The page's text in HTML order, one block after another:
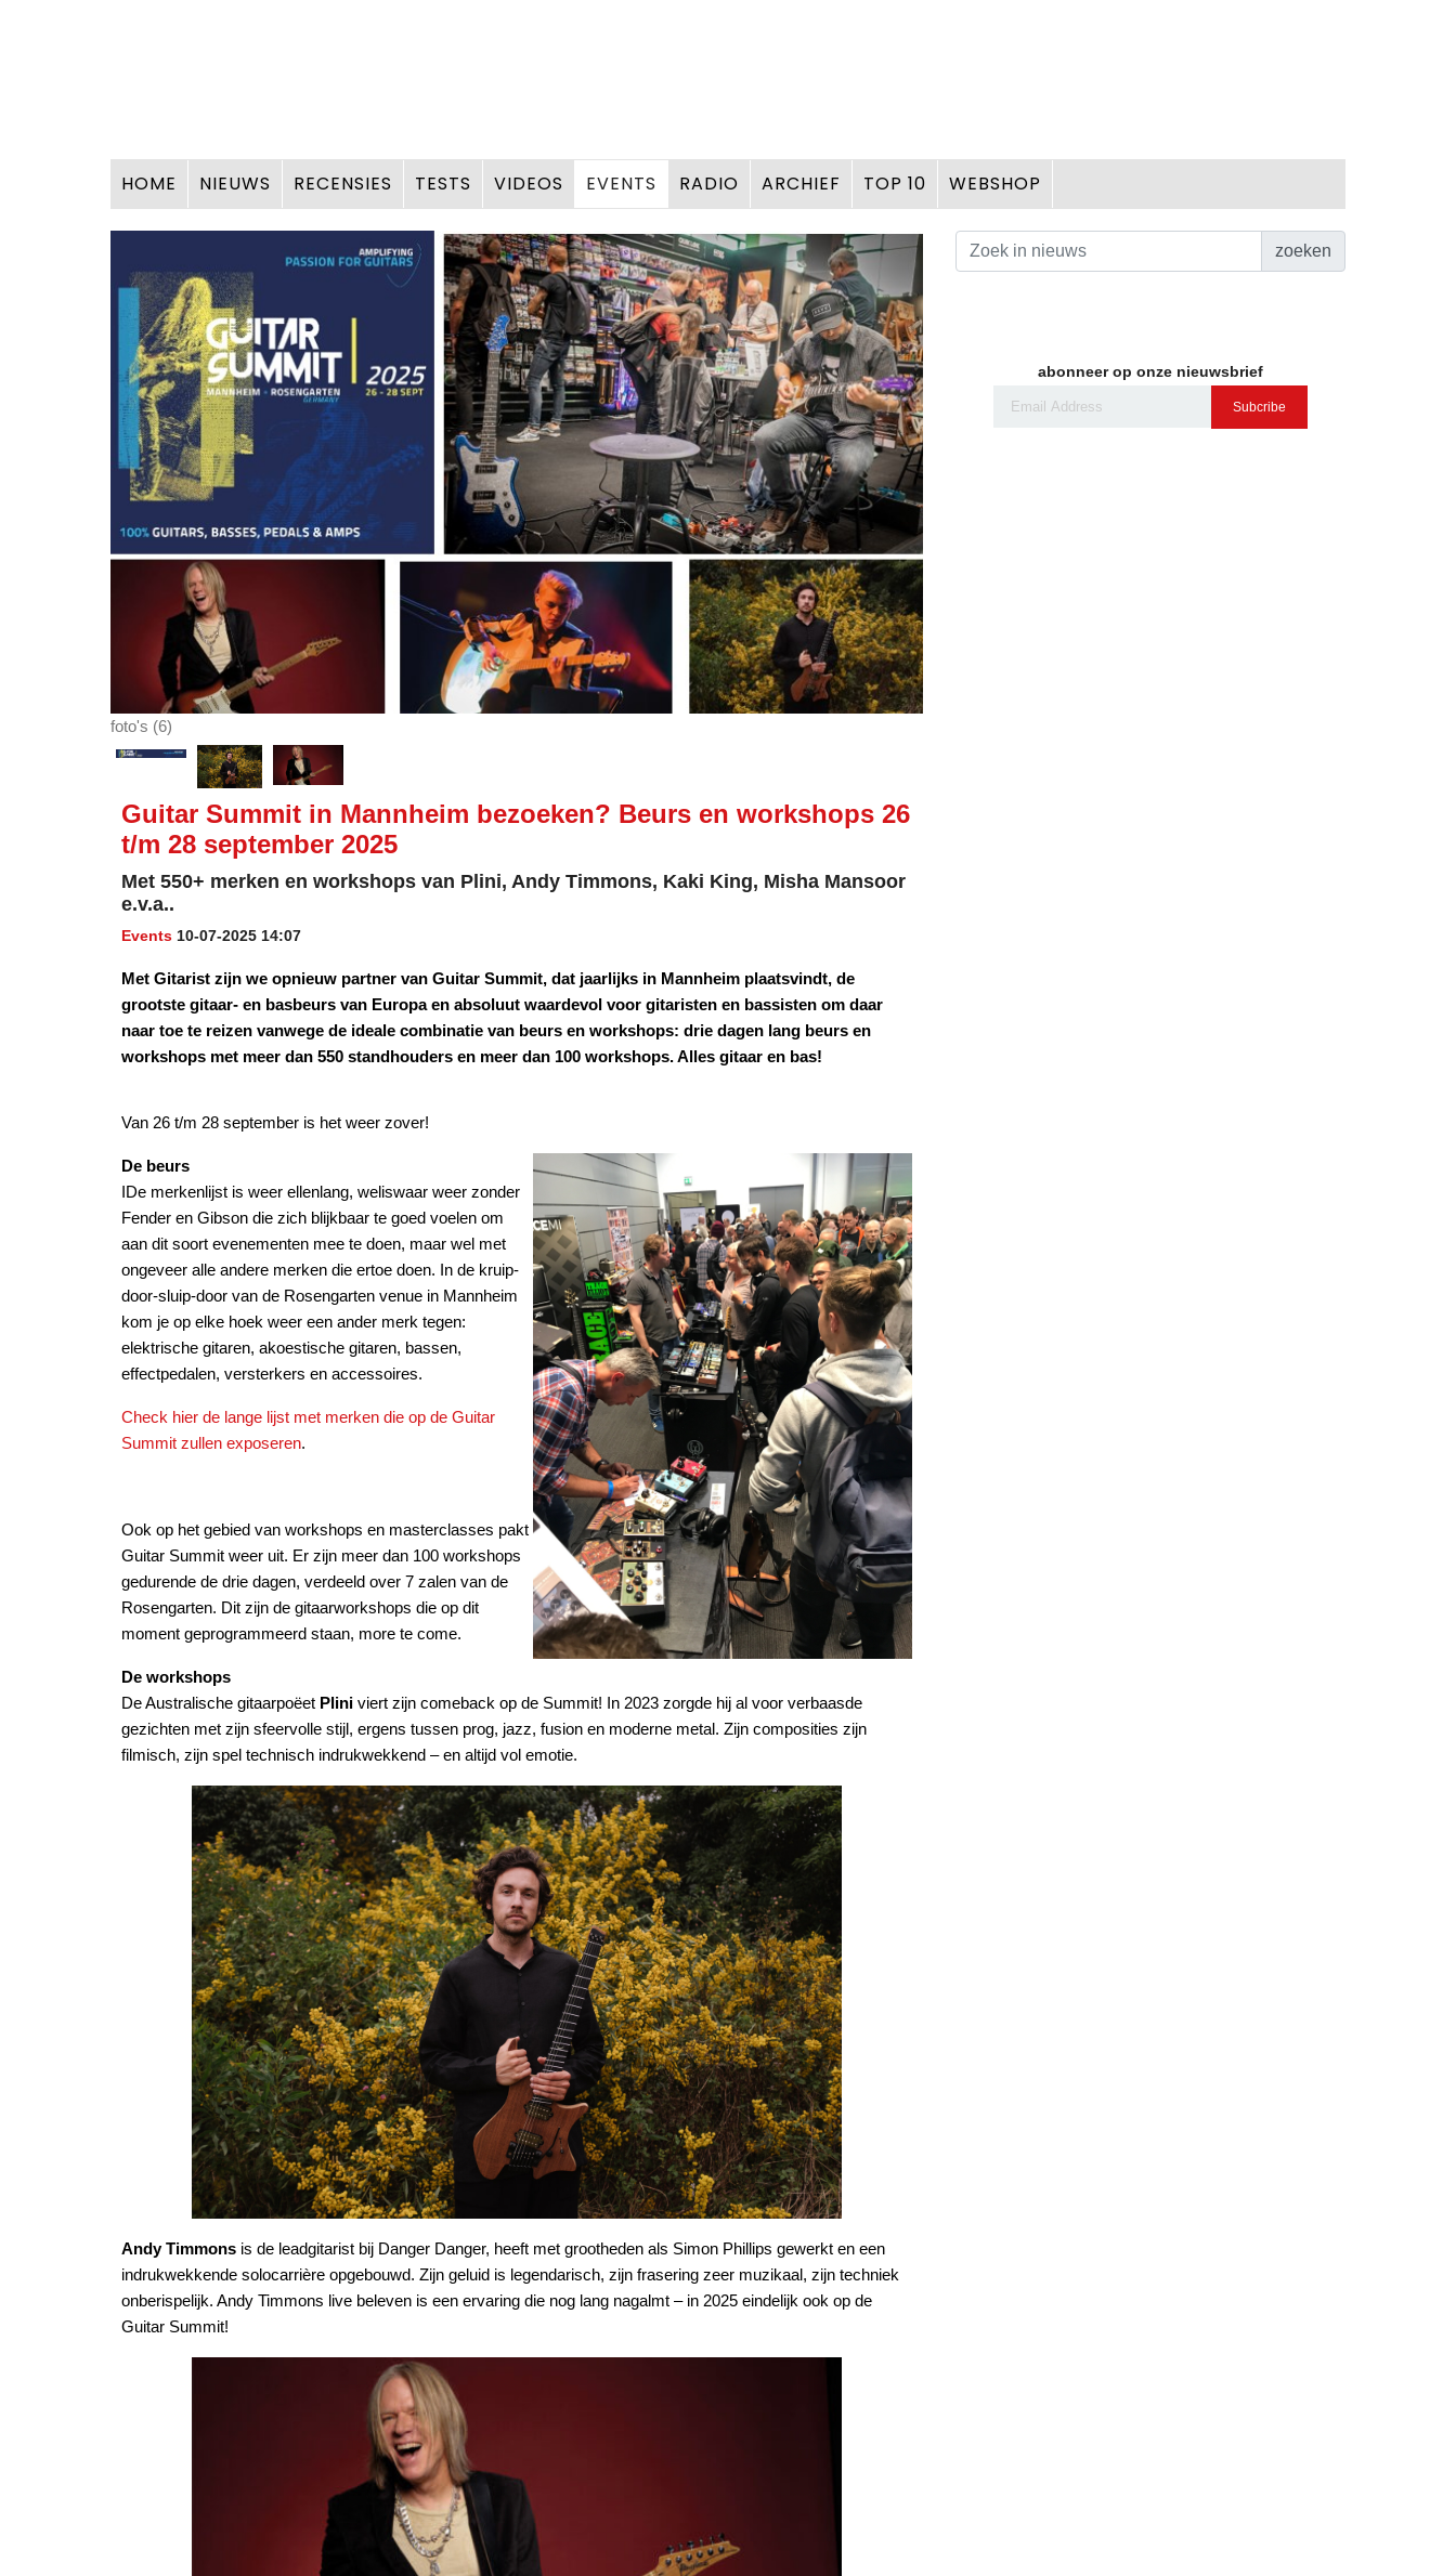
HOME NIEUWS RECENSIES TESTS VIDEOS EVENTS RADIO ARCHIEF TOP 10 WEBSHOP
foto's (6)
Guitar Summit in Mannheim bezoeken? Beurs en workshops 26
t/m 28 september 2025
Met 550+ merken en workshops van Plini, Andy Timmons, Kaki King, Misha Mansoor
e.v.a..
Events 10-07-2025 14:07
Met Gitarist zijn we opnieuw partner van Guitar Summit, dat jaarlijks in Mannheim plaatsvindt, de
grootste gitaar- en basbeurs van Europa en absoluut waardevol voor gitaristen en bassisten om daar
naar toe te reizen vanwege de ideale combinatie van beurs en workshops: drie dagen lang beurs en
workshops met meer dan 550 standhouders en meer dan 100 workshops. Alles gitaar en bas!
Van 26 t/m 28 september is het weer zover!
De beurs
IDe merkenlijst is weer ellenlang, weliswaar weer zonder
Fender en Gibson die zich blijkbaar te goed voelen om
aan dit soort evenementen mee te doen, maar wel met
ongeveer alle andere merken die ertoe doen. In de kruip-
door-sluip-door van de Rosengarten venue in Mannheim
kom je op elke hoek weer een ander merk tegen:
elektrische gitaren, akoestische gitaren, bassen,
effectpedalen, versterkers en accessoires.
Check hier de lange lijst met merken die op de Guitar
Summit zullen exposeren.
Ook op het gebied van workshops en masterclasses pakt
Guitar Summit weer uit. Er zijn meer dan 100 workshops
gedurende de drie dagen, verdeeld over 7 zalen van de
Rosengarten. Dit zijn de gitaarworkshops die op dit
moment geprogrammeerd staan, more te come.
De workshops
De Australische gitaarpoëet Plini viert zijn comeback op de Summit! In 2023 zorgde hij al voor verbaasde
gezichten met zijn sfeervolle stijl, ergens tussen prog, jazz, fusion en moderne metal. Zijn composities zijn
filmisch, zijn spel technisch indrukwekkend – en altijd vol emotie.
Andy Timmons is de leadgitarist bij Danger Danger, heeft met grootheden als Simon Phillips gewerkt en een
indrukwekkende solocarrière opgebouwd. Zijn geluid is legendarisch, zijn frasering zeer muzikaal, zijn techniek
onberispelijk. Andy Timmons live beleven is een ervaring die nog lang nagalmt – in 2025 eindelijk ook op de
Guitar Summit!
zoeken
abonneer op onze nieuwsbrief
Subcribe